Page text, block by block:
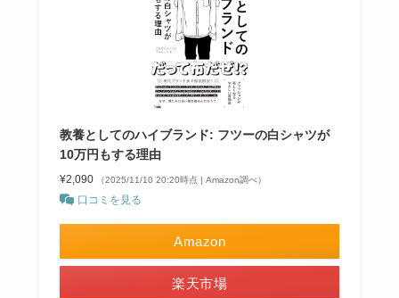
教養としてのハイブランド: フツーの白シャツが
10万円もする理由
¥2,090 （2025/11/10 20:20時点 | Amazon調べ）
口コミを見る
Amazon
楽天市場